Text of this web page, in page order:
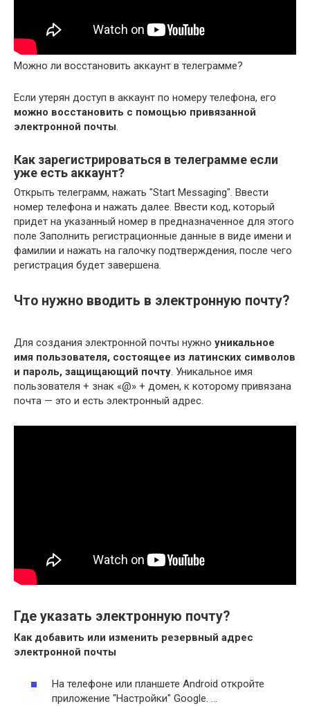
Можно ли восстановить аккаунт в телеграмме?
Если утерян доступ в аккаунт по номеру телефона, его
можно восстановить с помощью привязанной
электронной почты.
Как зарегистрироваться в телеграмме если
уже есть аккаунт?
Открыть телеграмм, нажать "Start Messaging". Ввести
номер телефона и нажать далее. Ввести код, который
придет на указанный номер в предназначенное для этого
поле Заполнить регистрационные данные в виде имени и
фамилии и нажать на галочку подтверждения, после чего
регистрация будет завершена.
Что нужно вводить в электронную почту?
Для создания электронной почты нужно уникальное
имя пользователя, состоящее из латинских символов
и пароль, защищающий почту. Уникальное имя
пользователя + знак «@» + домен, к которому привязана
почта — это и есть электронный адрес.
Где указать электронную почту?
Как добавить или изменить резервный адрес
электронной почты
На телефоне или планшете Android откройте
приложение "Настройки" Google. …